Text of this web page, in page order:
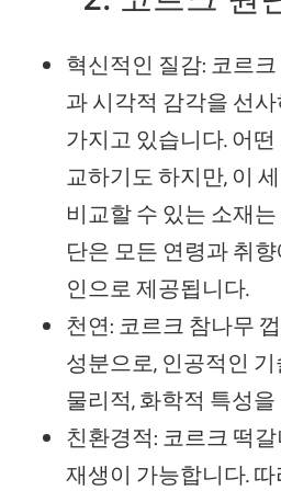
혁신적인 질감: 코르
과 시각적 감각을 선
가지고 있습니다. 어
교하기도 하지만, 이
비교할 수 있는 소재
단은 모든 연령과 취
인으로 제공됩니다.
천연: 코르크 참나무
성분으로, 인공적인
물리적, 화학적 특성
친환경적: 코르크 떡
재생이 가능합니다.